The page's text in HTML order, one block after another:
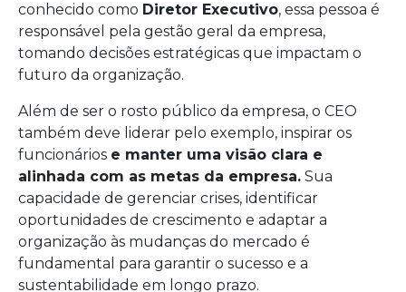
conhecido como Diretor Executivo, essa pessoa é
responsável pela gestão geral da empresa,
tomando decisões estratégicas que impactam o
futuro da organização.
Além de ser o rosto público da empresa, o CEO
também deve liderar pelo exemplo, inspirar os
funcionários e manter uma visão clara e
alinhada com as metas da empresa. Sua
capacidade de gerenciar crises, identificar
oportunidades de crescimento e adaptar a
organização às mudanças do mercado é
fundamental para garantir o sucesso e a
sustentabilidade em longo prazo.